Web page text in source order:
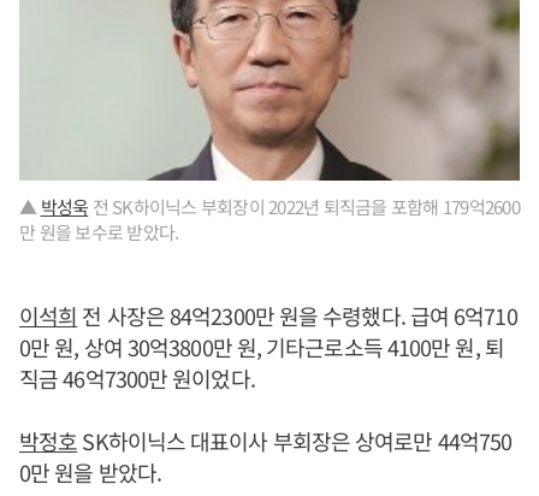
▲ 박성욱 전 SK하이닉스 부회장이 2022년 퇴직금을 포함해 179억2600
만 원을 보수로 받았다.
이석희 전 사장은 84억2300만 원을 수령했다. 급여 6억710
0만 원, 상여 30억3800만 원, 기타근로소득 4100만 원, 퇴
직금 46억7300만 원이었다.
박정호SK하이닉스 대표이사 부회장은 상여로만 44억750
0만 원을 받았다.